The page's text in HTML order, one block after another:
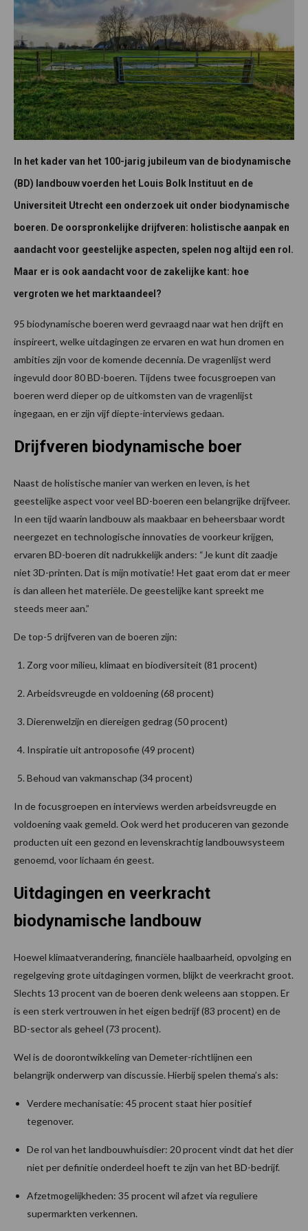
In het kader van het 100-jarig jubileum van de biodynamische
(BD) landbouw voerden het Louis Bolk Instituut en de
Universiteit Utrecht een onderzoek uit onder biodynamische
boeren. De oorspronkelijke drijfveren: holistische aanpak en
aandacht voor geestelijke aspecten, spelen nog altijd een rol.
Maar er is ook aandacht voor de zakelijke kant: hoe
vergroten we het marktaandeel?
95 biodynamische boeren werd gevraagd naar wat hen drijft en
inspireert, welke uitdagingen ze ervaren en wat hun dromen en
ambities zijn voor de komende decennia. De vragenlijst werd
ingevuld door 80 BD-boeren. Tijdens twee focusgroepen van
boeren werd dieper op de uitkomsten van de vragenlijst
ingegaan, en er zijn vijf diepte-interviews gedaan.
Drijfveren biodynamische boer
Naast de holistische manier van werken en leven, is het
geestelijke aspect voor veel BD-boeren een belangrijke drijfveer.
In een tijd waarin landbouw als maakbaar en beheersbaar wordt
neergezet en technologische innovaties de voorkeur krijgen,
ervaren BD-boeren dit nadrukkelijk anders: “Je kunt dit zaadje
niet 3D-printen. Dat is mijn motivatie! Het gaat erom dat er meer
is dan alleen het materiële. De geestelijke kant spreekt me
steeds meer aan.”
De top-5 drijfveren van de boeren zijn:
Zorg voor milieu, klimaat en biodiversiteit (81 procent)
Arbeidsvreugde en voldoening (68 procent)
Dierenwelzijn en diereigen gedrag (50 procent)
Inspiratie uit antroposofie (49 procent)
Behoud van vakmanschap (34 procent)
In de focusgroepen en interviews werden arbeidsvreugde en
voldoening vaak gemeld. Ook werd het produceren van gezonde
producten uit een gezond en levenskrachtig landbouwsysteem
genoemd, voor lichaam én geest.
Uitdagingen en veerkracht
biodynamische landbouw
Hoewel klimaatverandering, financiële haalbaarheid, opvolging en
regelgeving grote uitdagingen vormen, blijkt de veerkracht groot.
Slechts 13 procent van de boeren denk weleens aan stoppen. Er
is een sterk vertrouwen in het eigen bedrijf (83 procent) en de
BD-sector als geheel (73 procent).
Wel is de doorontwikkeling van Demeter-richtlijnen een
belangrijk onderwerp van discussie. Hierbij spelen thema’s als:
Verdere mechanisatie: 45 procent staat hier positief
tegenover.
De rol van het landbouwhuisdier: 20 procent vindt dat het dier
niet per definitie onderdeel hoeft te zijn van het BD-bedrijf.
Afzetmogelijkheden: 35 procent wil afzet via reguliere
supermarkten verkennen.